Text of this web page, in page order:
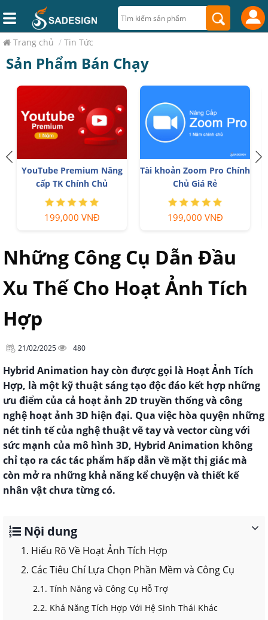
Trang chủ / Tin Tức
Sản Phẩm Bán Chạy
YouTube Premium Nâng
cấp TK Chính Chủ
199,000 VNĐ
Tài khoản Zoom Pro Chính
Chủ Giá Rẻ
199,000 VNĐ
Những Công Cụ Dẫn Đầu
Xu Thế Cho Hoạt Ảnh Tích
Hợp
21/02/2025 480
Hybrid Animation hay còn được gọi là Hoạt Ảnh Tích
Hợp, là một kỹ thuật sáng tạo độc đáo kết hợp những
ưu điểm của cả hoạt ảnh 2D truyền thống và công
nghệ hoạt ảnh 3D hiện đại. Qua việc hòa quyện những
nét tinh tế của nghệ thuật vẽ tay và vector cùng với
sức mạnh của mô hình 3D, Hybrid Animation không
chỉ tạo ra các tác phẩm hấp dẫn về mặt thị giác mà
còn mở ra những khả năng kể chuyện và thiết kế
nhân vật chưa từng có.
Nội dung
1. Hiểu Rõ Về Hoạt Ảnh Tích Hợp
2. Các Tiêu Chí Lựa Chọn Phần Mềm và Công Cụ
2.1. Tính Năng và Công Cụ Hỗ Trợ
2.2. Khả Năng Tích Hợp Với Hệ Sinh Thái Khác